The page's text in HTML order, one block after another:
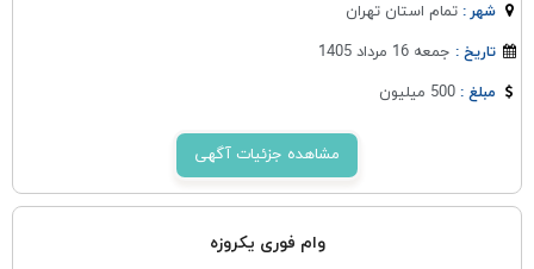
شهر :تمام استان تهران
تاریخ : جمعه 16 مرداد 1405
مبلغ :500 میلیون
مشاهده جزئیات آگهی
وام فوری یکروزه